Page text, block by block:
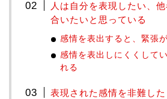
人は自分を表現したい、
合いたいと思っている
感情を表出すると、緊張
感情を表出しにくくして
れる
表現された感情を非難し